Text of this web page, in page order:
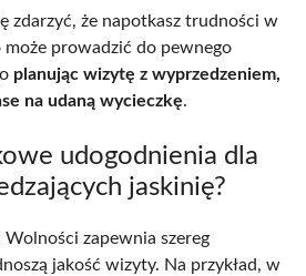
zdarzyć, że napotkasz trudności w
może prowadzić do pewnego
planując wizytę z wyprzedzeniem,
na udaną wycieczkę.
udogodnienia dla
jaskinię?
Wolności zapewnia szereg
jakość wizyty. Na przykład, w